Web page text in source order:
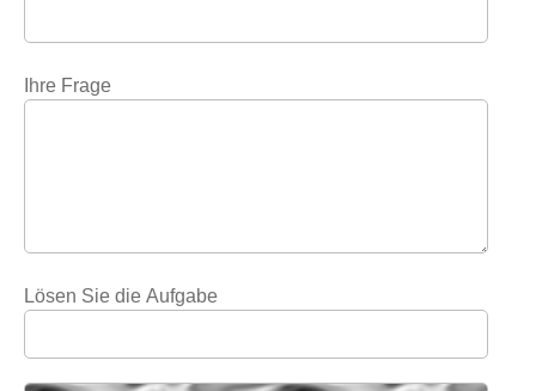
Ihre Frage
Lösen Sie die Aufgabe